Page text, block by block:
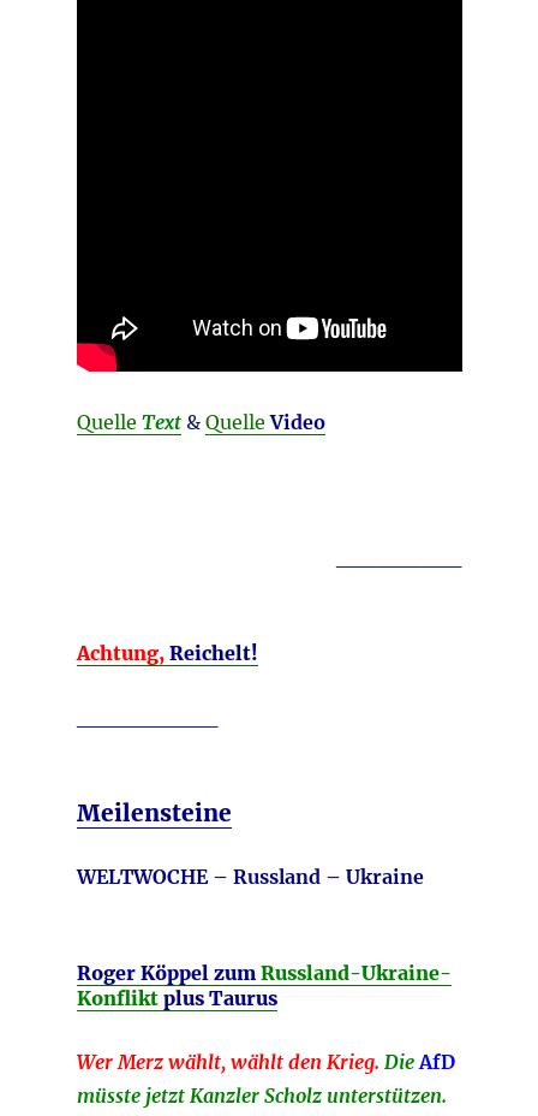
Quelle Text& QuelleVideo
Achtung, Reichelt!
Meilensteine
WELTWOCHE – Russland – Ukraine
Roger Köppel zum Russland-Ukraine-
Konfliktplus Taurus
Wer Merz wählt, wählt den Krieg. DieAfD
müsste jetzt Kanzler Scholz unterstützen.